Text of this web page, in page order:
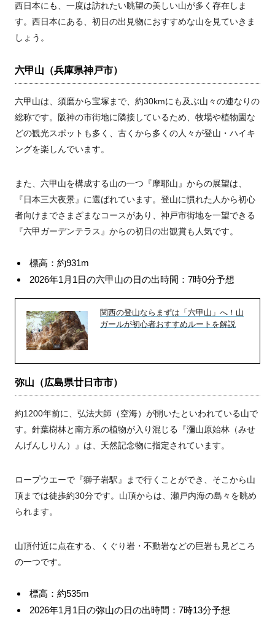
西日本にも、一度は訪れたい眺望の美しい山が多く存在しま
す。西日本にある、初日の出見物におすすめな山を見ていきま
しょう。
六甲山（兵庫県神戸市）
六甲山は、須磨から宝塚まで、約30kmにも及ぶ山々の連なりの
総称です。阪神の市街地に隣接しているため、牧場や植物園な
どの観光スポットも多く、古くから多くの人々が登山・ハイキ
ングを楽しんでいます。
また、六甲山を構成する山の一つ『摩耶山』からの展望は、
『日本三大夜景』に選ばれています。登山に慣れた人から初心
者向けまでさまざまなコースがあり、神戸市街地を一望できる
『六甲ガーデンテラス』からの初日の出観賞も人気です。
標高：約931m
2026年1月1日の六甲山の日の出時間：7時0分予想
関西の登山ならまずは「六甲山」へ！山
ガールが初心者おすすめルートを解説
弥山（広島県廿日市市）
約1200年前に、弘法大師（空海）が開いたといわれている山で
す。針葉樹林と南方系の植物が入り混じる『瀰山原始林（みせ
んげんしりん）』は、天然記念物に指定されています。
ロープウエーで『獅子岩駅』まで行くことができ、そこから山
頂までは徒歩約30分です。山頂からは、瀬戸内海の島々を眺め
られます。
山頂付近に点在する、くぐり岩・不動岩などの巨岩も見どころ
の一つです。
標高：約535m
2026年1月1日の弥山の日の出時間：7時13分予想